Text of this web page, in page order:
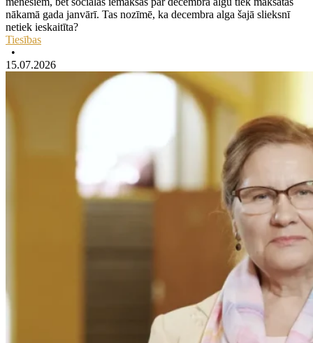
nākamā gada janvārī. Tas nozīmē, ka decembra alga šajā slieksnī
netiek ieskaitīta?
Tiesības
•
15.07.2026